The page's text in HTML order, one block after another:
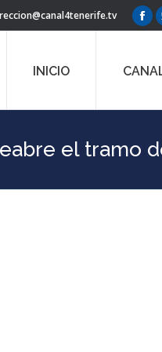
new
INICIO
el tramo